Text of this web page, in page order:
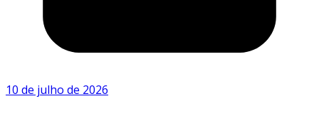
10 de julho de 2026